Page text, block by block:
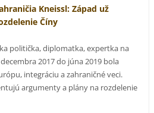
Kneissl: Západ už
Číny
politička, diplomatka, expertka na
2017 do júna 2019 bola
integráciu a zahraničné veci.
argumenty a plány na rozdelenie